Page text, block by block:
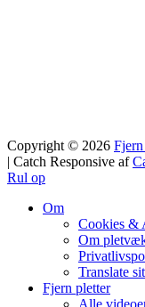
Copyright © 2026
| Catch Responsive af
Rul op
Om
Cookies &
Om
Translate
Fjern pletter